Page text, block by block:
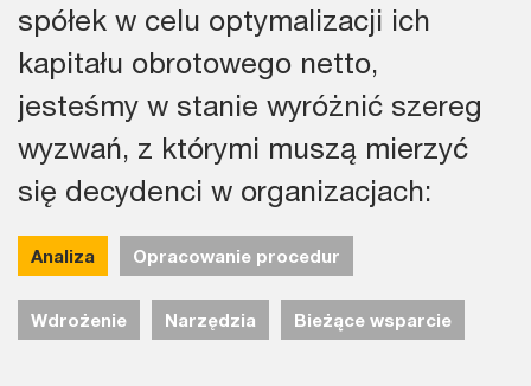
spółek w celu optymalizacji ich
kapitału obrotowego netto,
jesteśmy w stanie wyróżnić szereg
wyzwań, z którymi muszą mierzyć
się decydenci w organizacjach:
Analiza Opracowanie procedur
Wdrożenie Narzędzia Bieżące wsparcie